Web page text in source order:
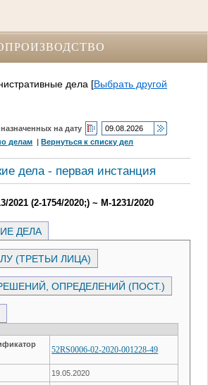
дела [Выбрать другой
на дату
делам |Вернуться к списку дел
дела - первая инстанция
(2-1754/2020;) ~ М-1231/2020
ДЕЛА
(ТРЕТЬИ ЛИЦА)
ОПРЕДЕЛЕНИЙ (ПОСТ.)
52RS0006-02-2020-001228-49
19.05.2020